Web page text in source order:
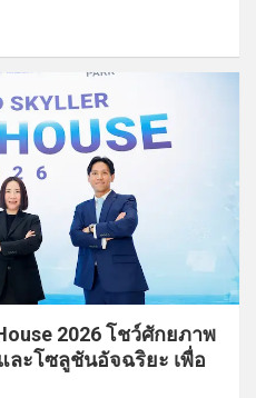
2026 โชว์ศักยภาพ
ะโซลูชันอัจฉริยะ เพื่อ